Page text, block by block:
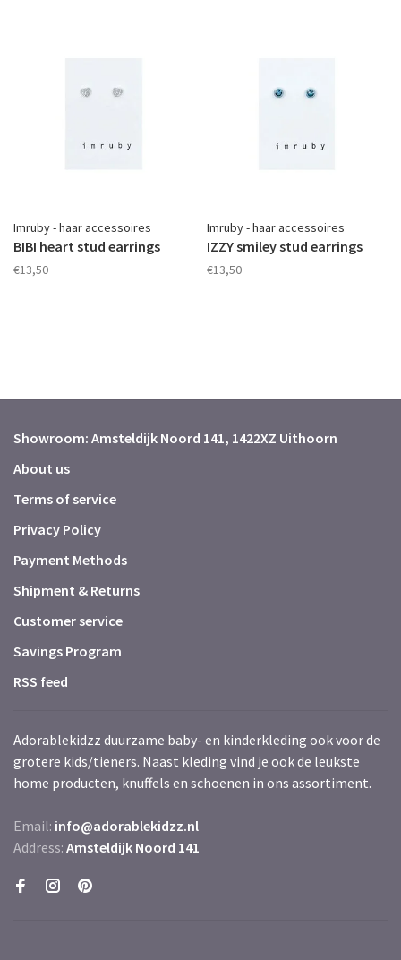
Imruby - haar accessoires
BIBI heart stud earrings
€13,50
Imruby - haar accessoires
IZZY smiley stud earrings
€13,50
Showroom: Amsteldijk Noord 141, 1422XZ Uithoorn
About us
Terms of service
Privacy Policy
Payment Methods
Shipment & Returns
Customer service
Savings Program
RSS feed
Adorablekidzz duurzame baby- en kinderkleding ook voor de
grotere kids/tieners. Naast kleding vind je ook de leukste
home producten, knuffels en schoenen in ons assortiment.
Email: info@adorablekidzz.nl
Address: Amsteldijk Noord 141